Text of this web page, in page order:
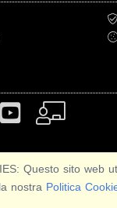
Questo sito
nostra Politica